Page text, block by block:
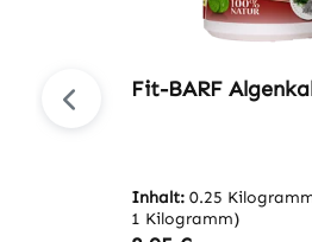
Fit-BARF
Inhalt: 0.25
1 Kilogramm)